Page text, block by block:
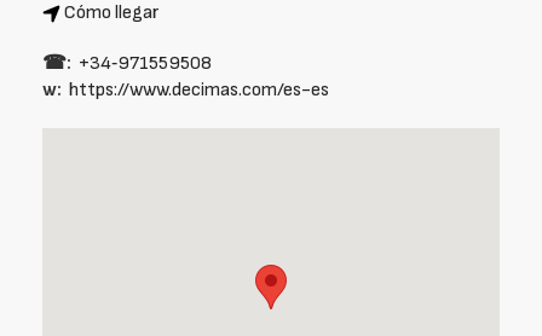
Cómo llegar
☎: +34‑971559508
w: https://www.decimas.com/es-es